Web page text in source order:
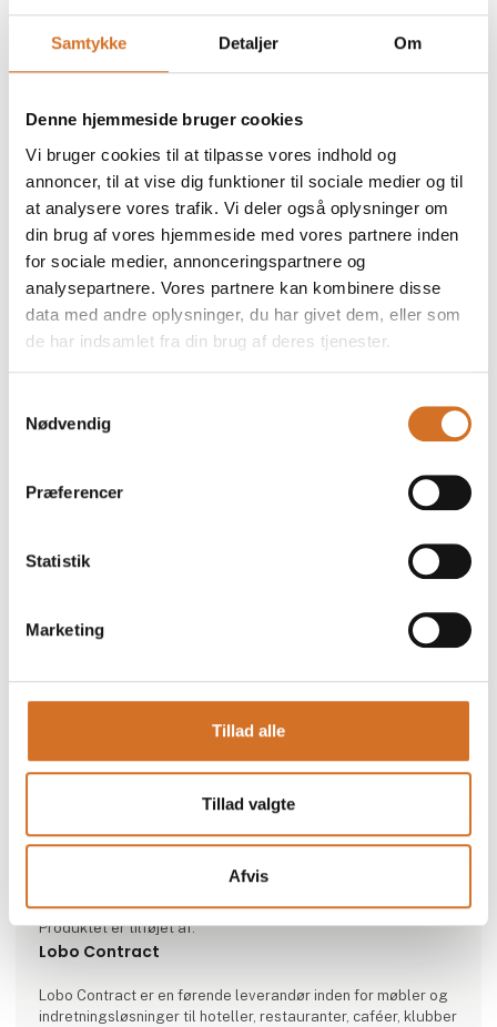
Samtykke Detaljer Om
Denne hjemmeside bruger cookies
Vi bruger cookies til at tilpasse vores indhold og
annoncer, til at vise dig funktioner til sociale medier og til
at analysere vores trafik. Vi deler også oplysninger om
din brug af vores hjemmeside med vores partnere inden
for sociale medier, annonceringspartnere og
analysepartnere. Vores partnere kan kombinere disse
data med andre oplysninger, du har givet dem, eller som
de har indsamlet fra din brug af deres tjenester.
Nødvendig
Præferencer
Statistik
Marketing
Tillad alle
Tillad valgte
Afvis
Specialfremstillet inventar efter mål og
Skillevægge til indendørs brug efter
mål og design
Silene armstol
Produktet er tilføjet af:
Lobo Contract
Lobo Contract er en førende leverandør inden for møbler og
indretningsløsninger til hoteller, restauranter, caféer, klubber